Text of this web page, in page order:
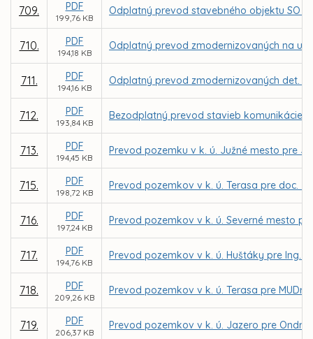
709. PDF
199,76 KB
Odplatný prevod stavebného objektu SO
710. PDF
194,18 KB
Odplatný prevod zmodernizovaných na ul.
711. PDF
194,16 KB
Odplatný prevod zmodernizovaných det.
712. PDF
193,84 KB
Bezodplatný prevod stavieb komunikácie,
713. PDF
194,45 KB
Prevod pozemku v k. ú. Južné mesto pre
715. PDF
198,72 KB
Prevod pozemkov v k. ú. Terasa pre doc.
716. PDF
197,24 KB
Prevod pozemkov v k. ú. Severné mesto
717. PDF
194,76 KB
Prevod pozemkov v k. ú. Huštáky pre Ing.
718. PDF
209,26 KB
Prevod pozemkov v k. ú. Terasa pre MUDr.
719. PDF
206,37 KB
Prevod pozemkov v k. ú. Jazero pre